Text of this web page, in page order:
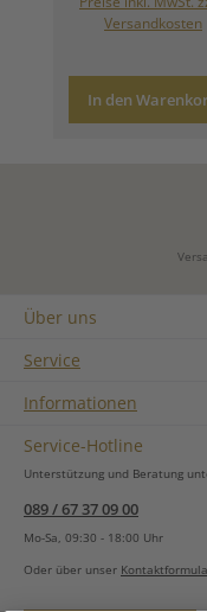
Versandkosten
In den
Über uns
Service
Informationen
Service-Hotline
Unterstützung und Beratung
089 / 67 37 09 00
Mo-Sa, 09:30 - 18:00 Uhr
Oder über unser